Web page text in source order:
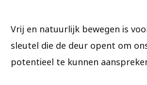
Vrij en natuurlijk bewegen is
sleutel die de deur opent om
potentieel te kunnen